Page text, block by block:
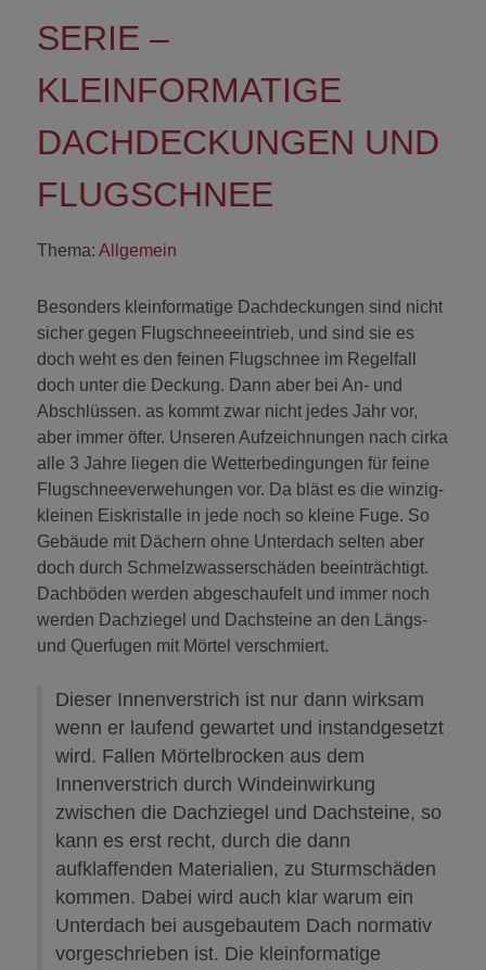
SERIE –
KLEINFORMATIGE
DACHDECKUNGEN UND
FLUGSCHNEE
Thema: Allgemein
Besonders kleinformatige Dachdeckungen sind nicht
sicher gegen Flugschneeeintrieb, und sind sie es
doch weht es den feinen Flugschnee im Regelfall
doch unter die Deckung. Dann aber bei An- und
Abschlüssen. as kommt zwar nicht jedes Jahr vor,
aber immer öfter. Unseren Aufzeichnungen nach cirka
alle 3 Jahre liegen die Wetterbedingungen für feine
Flugschneeverwehungen vor. Da bläst es die winzig-
kleinen Eiskristalle in jede noch so kleine Fuge. So
Gebäude mit Dächern ohne Unterdach selten aber
doch durch Schmelzwasserschäden beeinträchtigt.
Dachböden werden abgeschaufelt und immer noch
werden Dachziegel und Dachsteine an den Längs-
und Querfugen mit Mörtel verschmiert.
Dieser Innenverstrich ist nur dann wirksam
wenn er laufend gewartet und instandgesetzt
wird. Fallen Mörtelbrocken aus dem
Innenverstrich durch Windeinwirkung
zwischen die Dachziegel und Dachsteine, so
kann es erst recht, durch die dann
aufklaffenden Materialien, zu Sturmschäden
kommen. Dabei wird auch klar warum ein
Unterdach bei ausgebautem Dach normativ
vorgeschrieben ist. Die kleinformatige